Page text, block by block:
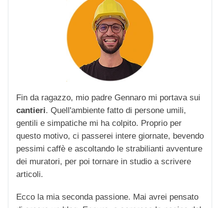
Fin da ragazzo, mio padre Gennaro mi portava sui
cantieri. Quell'ambiente fatto di persone umili,
gentili e simpatiche mi ha colpito. Proprio per
questo motivo, ci passerei intere giornate, bevendo
pessimi caffè e ascoltando le strabilianti avventure
dei muratori, per poi tornare in studio a scrivere
articoli.
Ecco la mia seconda passione. Mai avrei pensato